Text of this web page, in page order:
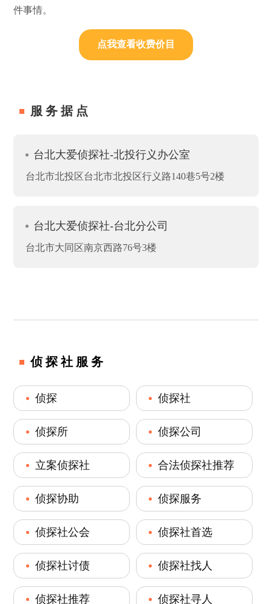
件事情。
点我查看收费价目
服务据点
台北大爱侦探社-北投行义办公室
台北市北投区台北市北投区行义路140巷5号2楼
台北大爱侦探社-台北分公司
台北市大同区南京西路76号3楼
侦探社服务
侦探 侦探社
侦探所 侦探公司
立案侦探社 合法侦探社推荐
侦探协助 侦探服务
侦探社公会 侦探社首选
侦探社讨债 侦探社找人
侦探社推荐 侦探社寻人